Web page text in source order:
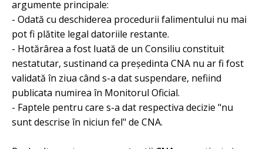
argumente principale:
- Odată cu deschiderea procedurii falimentului nu mai
pot fi plătite legal datoriile restante.
- Hotărârea a fost luată de un Consiliu constituit
nestatutar, sustinand ca preşedinta CNA nu ar fi fost
validată în ziua când s-a dat suspendare, nefiind
publicata numirea în Monitorul Oficial.
- Faptele pentru care s-a dat respectiva decizie "nu
sunt descrise în niciun fel" de CNA.